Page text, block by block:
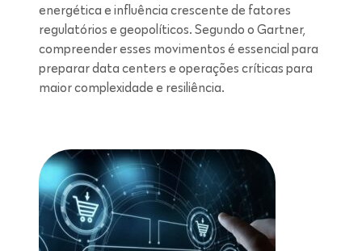
energética e influência crescente de fatores
regulatórios e geopolíticos. Segundo o Gartner,
compreender esses movimentos é essencial para
preparar data centers e operações críticas para
maior complexidade e resiliência.